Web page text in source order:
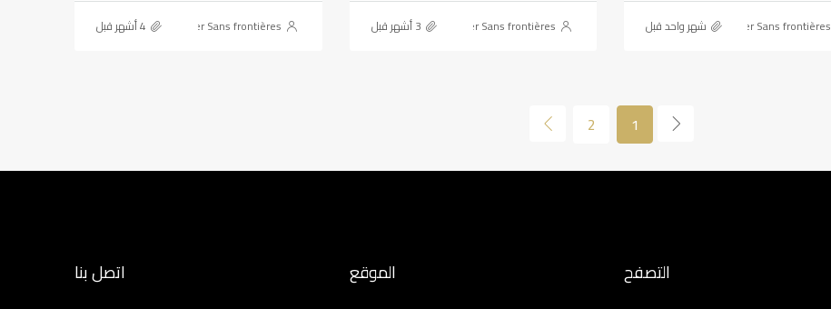
L'immobilier Sans frontières‏شهر واحد قبل L'immobilier Sans frontières
L'immobilier Sans frontières
1
2
التصفح الموقع اتصل بنا